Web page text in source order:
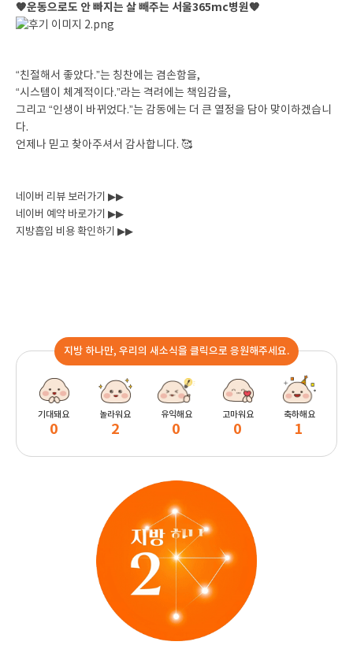
🧡운동으로도 안 빠지는 살 빼주는 서울365mc병원🧡
“친절해서 좋았다.”는 칭찬에는 겸손함을,
“시스템이 체계적이다.”라는 격려에는 책임감을,
그리고 “인생이 바뀌었다.”는 감동에는 더 큰 열정을 담아 맞이하겠습니
다.
언제나 믿고 찾아주셔서 감사합니다. 🥰
네이버 리뷰 보러가기 ▶▶
네이버 예약 바로가기 ▶▶
지방흡입 비용 확인하기 ▶▶
지방 하나만, 우리의 새소식을 클릭으로 응원해주세요.
기대돼요
0
놀라워요
2
유익해요
0
고마워요
0
축하해요
1